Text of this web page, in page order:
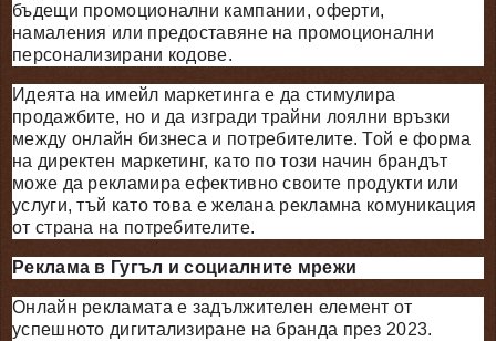
бъдещи промоционални кампании, оферти,
намаления или предоставяне на промоционални
персонализирани кодове.
Идеята на имейл маркетинга е да стимулира
продажбите, но и да изгради трайни лоялни връзки
между онлайн бизнеса и потребителите. Той е форма
на директен маркетинг, като по този начин брандът
може да рекламира ефективно своите продукти или
услуги, тъй като това е желана рекламна комуникация
от страна на потребителите.
Реклама в Гугъл и социалните мрежи
Онлайн рекламата е задължителен елемент от
успешното дигитализиране на бранда през 2023.